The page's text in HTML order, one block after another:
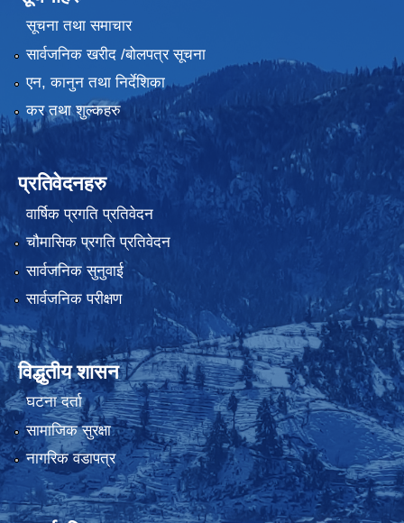
सूचना तथा समाचार
सार्वजनिक खरीद /बोलपत्र सूचना
एन, कानुन तथा निर्देशिका
कर तथा शुल्कहरु
प्रतिवेदनहरु
वार्षिक प्रगति प्रतिवेदन
चौमासिक प्रगति प्रतिवेदन
सार्वजनिक सुनुवाई
सार्वजनिक परीक्षण
विद्धुतीय शासन
घटना दर्ता
सामाजिक सुरक्षा
नागरिक वडापत्र